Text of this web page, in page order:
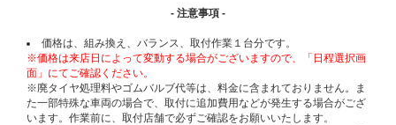
- 注意事項 -
価格は、組み換え、バランス、取付作業１台分です。
※価格は来店日によって変動する場合がございますので、「日程選択画
面」にてご確認ください。
※廃タイヤ処理料やゴムバルブ代等は、料金に含まれておりません。ま
た一部特殊な車両の場合で、取付に追加費用などが発生する場合がござ
います。作業前に、取付店舗で必ずご確認をお願いいたします。